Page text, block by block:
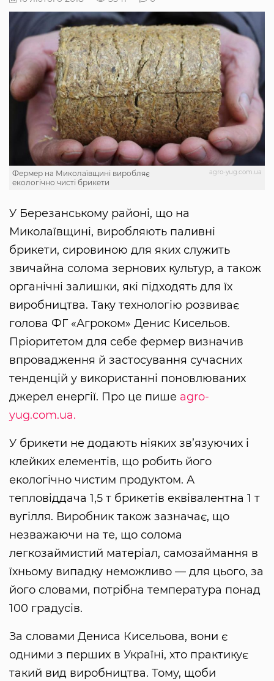
agro-yug.com.ua
Фермер на Миколаївщині виробляє
екологічно чисті брикети
У Березанському районі, що на
Миколаївщині, виробляють паливні
брикети, сировиною для яких служить
звичайна солома зернових культур, а також
органічні залишки, які підходять для їх
виробництва. Таку технологію розвиває
голова ФГ «Агроком» Денис Кисельов.
Пріоритетом для себе фермер визначив
впровадження й застосування сучасних
тенденцій у використанні поновлюваних
джерел енергії. Про це пише agro-
yug.com.ua.
У брикети не додають ніяких зв’язуючих і
клейких елементів, що робить його
екологічно чистим продуктом. А
тепловіддача 1,5 т брикетів еквівалентна 1 т
вугілля. Виробник також зазначає, що
незважаючи на те, що солома
легкозаймистий матеріал, самозаймання в
їхньому випадку неможливо — для цього, за
його словами, потрібна температура понад
100 градусів.
За словами Дениса Кисельова, вони є
одними з перших в Україні, хто практикує
такий вид виробництва. Тому, щоби